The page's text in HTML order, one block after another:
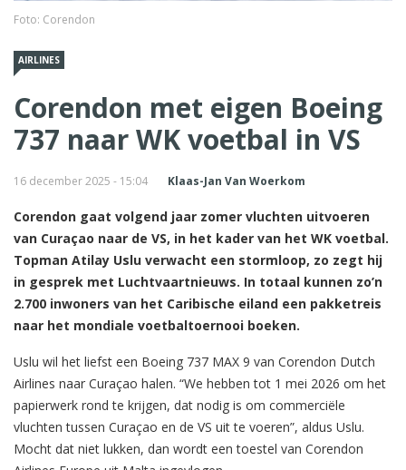
Foto: Corendon
AIRLINES
Corendon met eigen Boeing
737 naar WK voetbal in VS
16 december 2025 - 15:04 Klaas-Jan Van Woerkom
Corendon gaat volgend jaar zomer vluchten uitvoeren
van Curaçao naar de VS, in het kader van het WK voetbal.
Topman Atilay Uslu verwacht een stormloop, zo zegt hij
in gesprek met Luchtvaartnieuws. In totaal kunnen zo’n
2.700 inwoners van het Caribische eiland een pakketreis
naar het mondiale voetbaltoernooi boeken.
Uslu wil het liefst een Boeing 737 MAX 9 van Corendon Dutch
Airlines naar Curaçao halen. “We hebben tot 1 mei 2026 om het
papierwerk rond te krijgen, dat nodig is om commerciële
vluchten tussen Curaçao en de VS uit te voeren”, aldus Uslu.
Mocht dat niet lukken, dan wordt een toestel van Corendon